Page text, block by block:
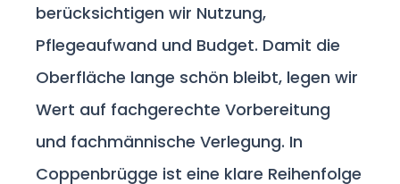
berücksichtigen wir Nutzung,
Pflegeaufwand und Budget. Damit die
Oberfläche lange schön bleibt, legen wir
Wert auf fachgerechte Vorbereitung
und fachmännische Verlegung. In
Coppenbrügge ist eine klare Reihenfolge